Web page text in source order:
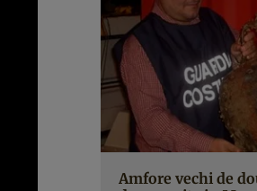
Amfore vechi de